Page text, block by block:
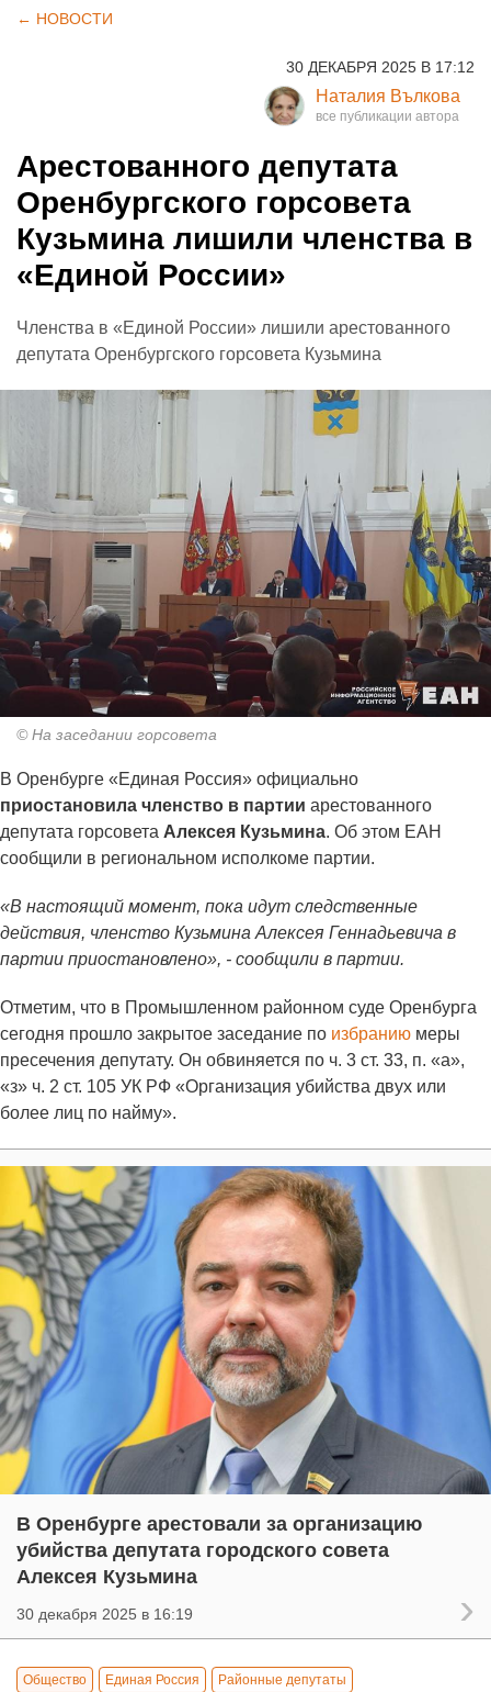
← НОВОСТИ
30 ДЕКАБРЯ 2025 В 17:12
Наталия Вълкова
Арестованного депутата
Оренбургского горсовета
Кузьмина лишили членства в
«Единой России»
Членства в «Единой России» лишили арестованного
депутата Оренбургского горсовета Кузьмина
© На заседании горсовета
В Оренбурге «Единая Россия» официально
приостановила членство в партии арестованного
депутата горсовета Алексея Кузьмина. Об этом ЕАН
сообщили в региональном исполкоме партии.
«В настоящий момент, пока идут следственные
действия, членство Кузьмина Алексея Геннадьевича в
партии приостановлено», - сообщили в партии.
Отметим, что в Промышленном районном суде Оренбурга
сегодня прошло закрытое заседание по избранию меры
пресечения депутату. Он обвиняется по ч. 3 ст. 33, п. «а»,
«з» ч. 2 ст. 105 УК РФ «Организация убийства двух или
более лиц по найму».
В Оренбурге арестовали за организацию
убийства депутата городского совета
Алексея Кузьмина
30 декабря 2025 в 16:19
Общество Единая Россия Районные депутаты